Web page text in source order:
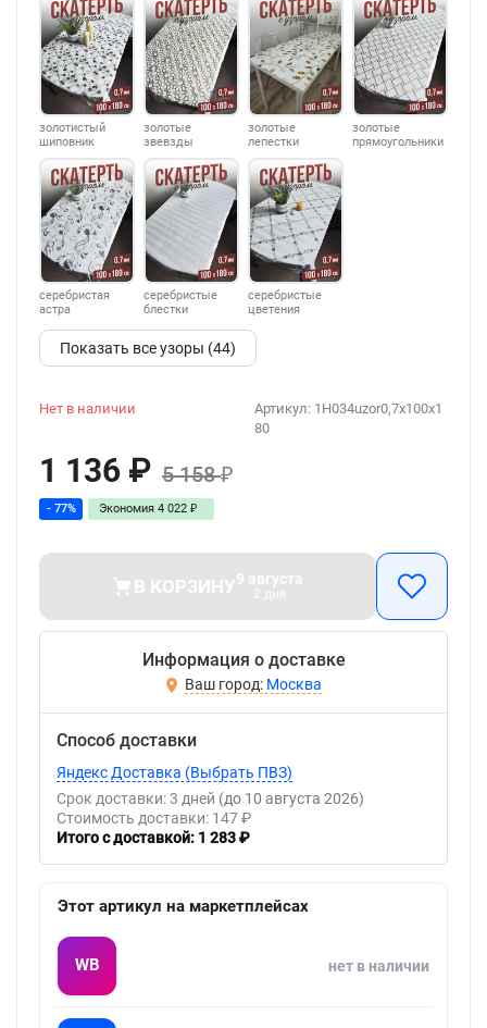
золотистый
шиповник
золотые
звевзды
золотые
лепестки
золотые
прямоугольники
серебристая
астра
серебристые
блестки
серебристые
цветения
Показать все узоры (44)
Артикул: 1H034uzor0,7x100x1
80
Нет в наличии
1 136 ₽ 5 158₽
- 77% Экономия 4 022 ₽
В КОРЗИНУ9 августа
Информация о доставке
Москва
Способ доставки
Яндекс Доставка (Выбрать ПВЗ)
Срок доставки: 3 дней (до 10 августа 2026)
Стоимость доставки: 147 ₽
Итого с доставкой: 1 283 ₽
Этот артикул на маркетплейсах
WB нет в наличии